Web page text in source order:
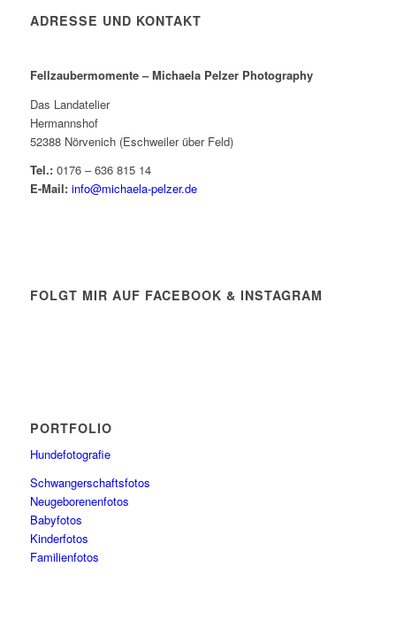
ADRESSE UND KONTAKT
Fellzaubermomente –Michaela Pelzer Photography
Das Landatelier
Hermannshof
52388 Nörvenich (Eschweiler über Feld)
Tel.:0176 – 636 815 14
E-Mail: info@michaela-pelzer.de
FOLGT MIR AUF FACEBOOK & INSTAGRAM
PORTFOLIO
Hundefotografie
Schwangerschaftsfotos
Neugeborenenfotos
Babyfotos
Kinderfotos
Familienfotos